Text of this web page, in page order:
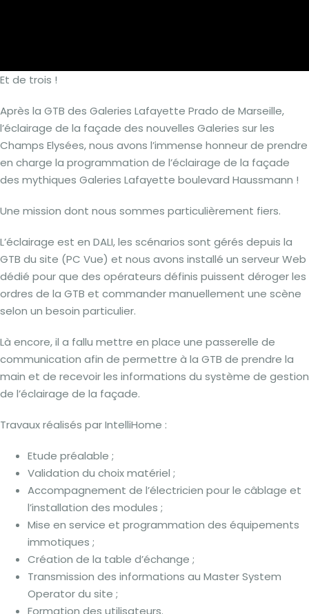
Et de trois !
Après la GTB des Galeries Lafayette Prado de Marseille,
l’éclairage de la façade des nouvelles Galeries sur les
Champs Elysées, nous avons l’immense honneur de prendre
en charge la programmation de l’éclairage de la façade
des mythiques Galeries Lafayette boulevard Haussmann !
Une mission dont nous sommes particulièrement fiers.
L’éclairage est en DALI, les scénarios sont gérés depuis la
GTB du site (PC Vue) et nous avons installé un serveur Web
dédié pour que des opérateurs définis puissent déroger les
ordres de la GTB et commander manuellement une scène
selon un besoin particulier.
Là encore, il a fallu mettre en place une passerelle de
communication afin de permettre à la GTB de prendre la
main et de recevoir les informations du système de gestion
de l’éclairage de la façade.
Travaux réalisés par IntelliHome :
Etude préalable ;
Validation du choix matériel ;
Accompagnement de l’électricien pour le câblage et
l’installation des modules ;
Mise en service et programmation des équipements
immotiques ;
Création de la table d’échange ;
Transmission des informations au Master System
Operator du site ;
Formation des utilisateurs.